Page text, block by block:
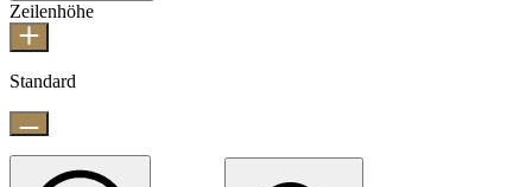
Zeilenhöhe
Standard